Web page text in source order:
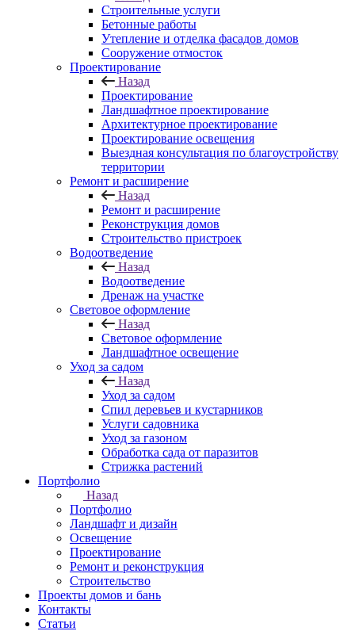
Строительные услуги
Бетонные работы
Утепление и отделка фасадов домов
Сооружение отмосток
Проектирование
Назад
Проектирование
Ландшафтное проектирование
Архитектурное проектирование
Проектирование освещения
Выездная консультация по благоустройству
территории
Ремонт и расширение
Назад
Ремонт и расширение
Реконструкция домов
Строительство пристроек
Водоотведение
Назад
Водоотведение
Дренаж на участке
Световое оформление
Назад
Световое оформление
Ландшафтное освещение
Уход за садом
Назад
Уход за садом
Спил деревьев и кустарников
Услуги садовника
Уход за газоном
Обработка сада от паразитов
Стрижка растений
Портфолио
Назад
Портфолио
Ландшафт и дизайн
Освещение
Проектирование
Ремонт и реконструкция
Строительство
Проекты домов и бань
Контакты
Статьи